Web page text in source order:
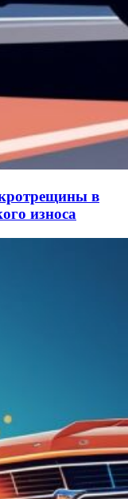
в
износа